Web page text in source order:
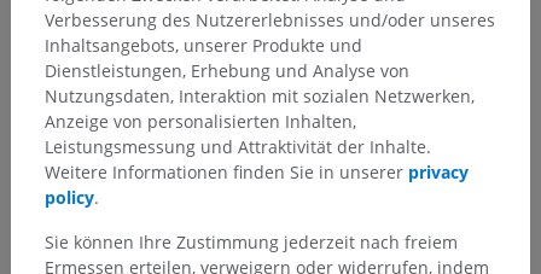
Verbesserung des Nutzererlebnisses und/oder unseres
Inhaltsangebots, unserer Produkte und
Dienstleistungen, Erhebung und Analyse von
Nutzungsdaten, Interaktion mit sozialen Netzwerken,
Anzeige von personalisierten Inhalten,
Leistungsmessung und Attraktivität der Inhalte.
Weitere Informationen finden Sie in unserer privacy
policy.
Sie können Ihre Zustimmung jederzeit nach freiem
Ermessen erteilen, verweigern oder widerrufen, indem